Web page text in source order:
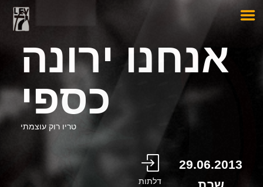
אנחנו ירונה
כספי
טריו רוק עוצמתי
29.06.2013
דלתות